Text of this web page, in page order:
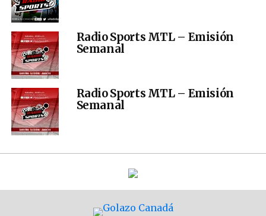
Radio Sports MTL – Emisión
Semanal
Radio Sports MTL – Emisión
Semanal